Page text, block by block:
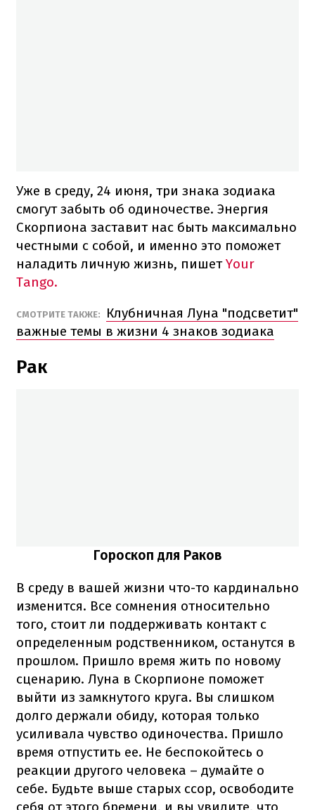
Уже в среду, 24 июня, три знака зодиака
смогут забыть об одиночестве. Энергия
Скорпиона заставит нас быть максимально
честными с собой, и именно это поможет
наладить личную жизнь, пишетYour
Tango.
СМОТРИТЕ ТАКЖЕ:
Клубничная Луна "подсветит"
важные темы в жизни 4 знаков зодиака
Рак
Гороскоп для Раков
В среду в вашей жизни что-то кардинально
изменится. Все сомнения относительно
того, стоит ли поддерживать контакт с
определенным родственником, останутся в
прошлом. Пришло время жить по новому
сценарию. Луна в Скорпионе поможет
выйти из замкнутого круга. Вы слишком
долго держали обиду, которая только
усиливала чувство одиночества. Пришло
время отпустить ее. Не беспокойтесь о
реакции другого человека – думайте о
себе. Будьте выше старых ссор, освободите